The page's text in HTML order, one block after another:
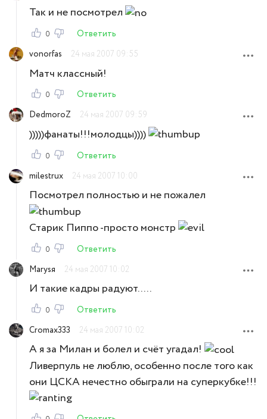
Так и не посмотрел
0
Ответить
vonorfas
24 мая 2007 09:55
Матч классный!
0
Ответить
DedmoroZ
24 мая 2007 09:59
)))))фанаты!!!молодцы))))
0
Ответить
milestrux
24 мая 2007 10:00
Посмотрел полностью и не пожалел
Старик Пиппо -просто монстр
0
Ответить
Marysя
24 мая 2007 10:02
И такие кадры радуют.....
0
Ответить
Cromax333
24 мая 2007 10:02
А я за Милан и болел и счёт угадал!
Ливерпуль не люблю, особенно после того как
они ЦСКА нечестно обыграли на суперкубке!!!